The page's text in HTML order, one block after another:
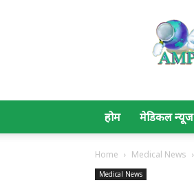
होम मेडिकल न्यूज
Home Medical News
Medical News